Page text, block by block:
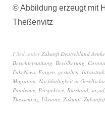
© Abbildung erzeugt mit
Theßenvitz
Filed underZukunft Deutschland
Berichterstattung, Bevölkerung, Corona
FakeNews, Fragen, gestalten,
Migration, Nachhaltigkeit in
Pandemie, Perspektive, Russland, sozial,
Thessenvitz, Ukraine, Zukunft,